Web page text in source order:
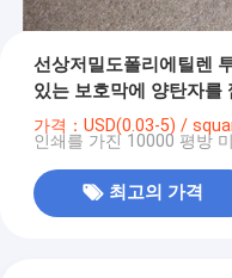
선상저밀도폴리에틸렌
있는 보호막에 양탄자를
가격：USD(0.03-5) /
인쇄를 가진 10000 평방
최고의 가격